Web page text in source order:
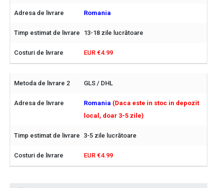
Romania
13-18 zile lucrătoare
EUR €4.99
GLS / DHL
Romania (Daca este in stoc in depozit
local, doar 3-5 zile)
3-5 zile lucrătoare
EUR €4.99